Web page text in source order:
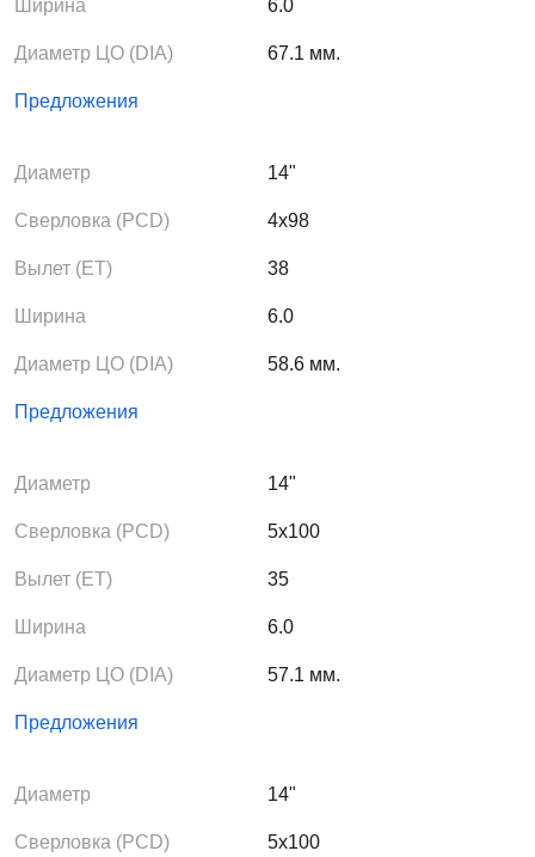
Ширина 6.0
Диаметр ЦО (DIA) 67.1 мм.
Предложения
Диаметр 14"
Сверловка (PCD) 4x98
Вылет (ЕТ) 38
Ширина 6.0
Диаметр ЦО (DIA) 58.6 мм.
Предложения
Диаметр 14"
Сверловка (PCD) 5x100
Вылет (ЕТ) 35
Ширина 6.0
Диаметр ЦО (DIA) 57.1 мм.
Предложения
Диаметр 14"
Сверловка (PCD) 5x100